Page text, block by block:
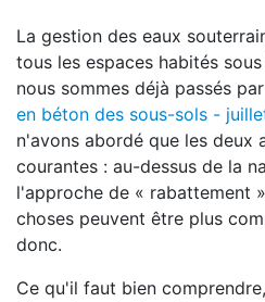
La gestion des eaux
tous les espaces habités
nous sommes déjà passés
en béton des sous-sols -
n'avons abordé que les deux
courantes : au-dessus de la
l'approche de « rabattement
choses peuvent être plus
donc.
Ce qu'il faut bien